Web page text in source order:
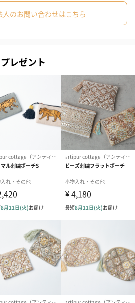
ら始まった創業40年以上のインテリア
ジア、アフリカの手仕事を活かした
くりを大事にしています。
イドが好きな方へ
たりなポーチです。華やかなデザイ
。20～50代の幅広い世代の女性から
。
縦100mm
#60代 #70代 #80代
人のお問い合わせはこちら
レゼント